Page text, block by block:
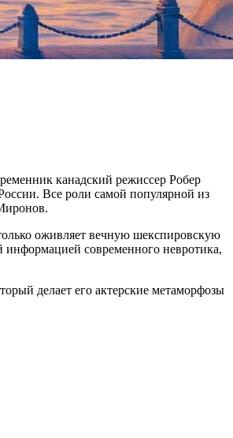
канадский режиссер Робер
Все роли самой популярной из
оживляет вечную шекспировскую
современного невротика,
делает его актерские метаморфозы